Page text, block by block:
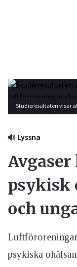
Lyssna
psykisk
och
psykiska